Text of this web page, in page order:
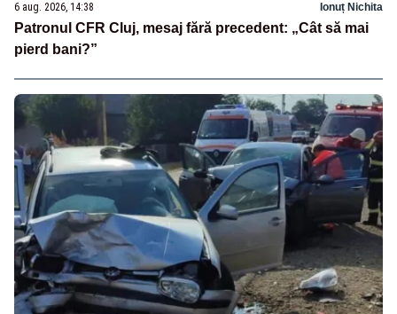
6 aug. 2026, 14:38 Ionuț Nichita
Patronul CFR Cluj, mesaj fără precedent: „Cât să mai
pierd bani?”